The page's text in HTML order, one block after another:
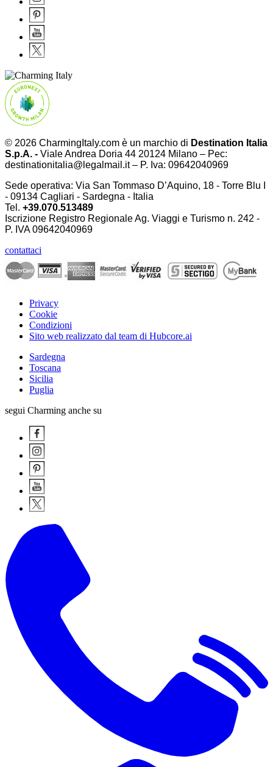
© 2026 CharmingItaly.com è un marchio di Destination Italia
S.p.A. - Viale Andrea Doria 44 20124 Milano – Pec:
destinationitalia@legalmail.it – P. Iva: 09642040969
Sede operativa: Via San Tommaso D’Aquino, 18 - Torre Blu I
- 09134 Cagliari - Sardegna - Italia
Tel. +39.070.513489
Iscrizione Registro Regionale Ag. Viaggi e Turismo n. 242 -
P. IVA09642040969
contattaci
Privacy
Cookie
Condizioni
Sito web realizzato dal team di Hubcore.ai
Sardegna
Toscana
Sicilia
Puglia
segui Charming anche su